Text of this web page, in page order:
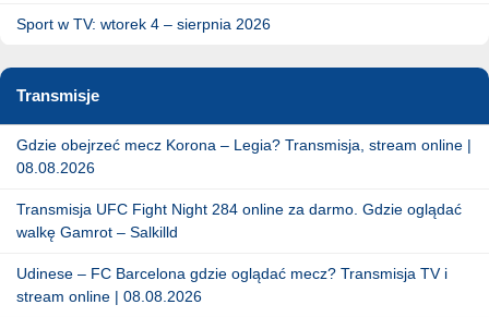
Sport w TV: wtorek 4 – sierpnia 2026
Transmisje
Gdzie obejrzeć mecz Korona – Legia? Transmisja, stream online |
08.08.2026
Transmisja UFC Fight Night 284 online za darmo. Gdzie oglądać
walkę Gamrot – Salkilld
Udinese – FC Barcelona gdzie oglądać mecz? Transmisja TV i
stream online | 08.08.2026